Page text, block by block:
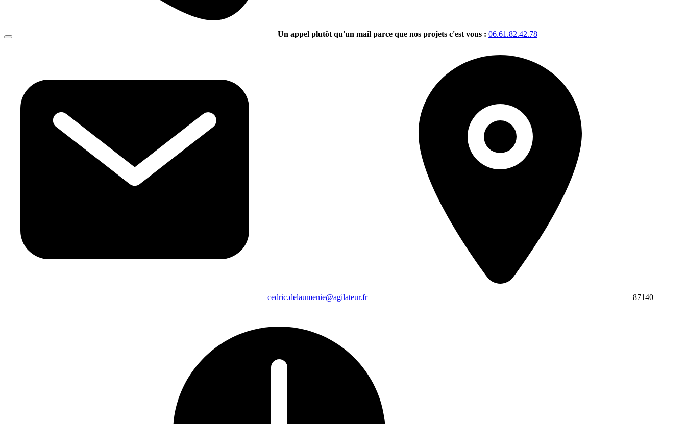
Un appel plutôt qu'un mail parce que nos projets c'est vous : 06.61.82.42.78
cedric.delaumenie@agilateur.fr 87140